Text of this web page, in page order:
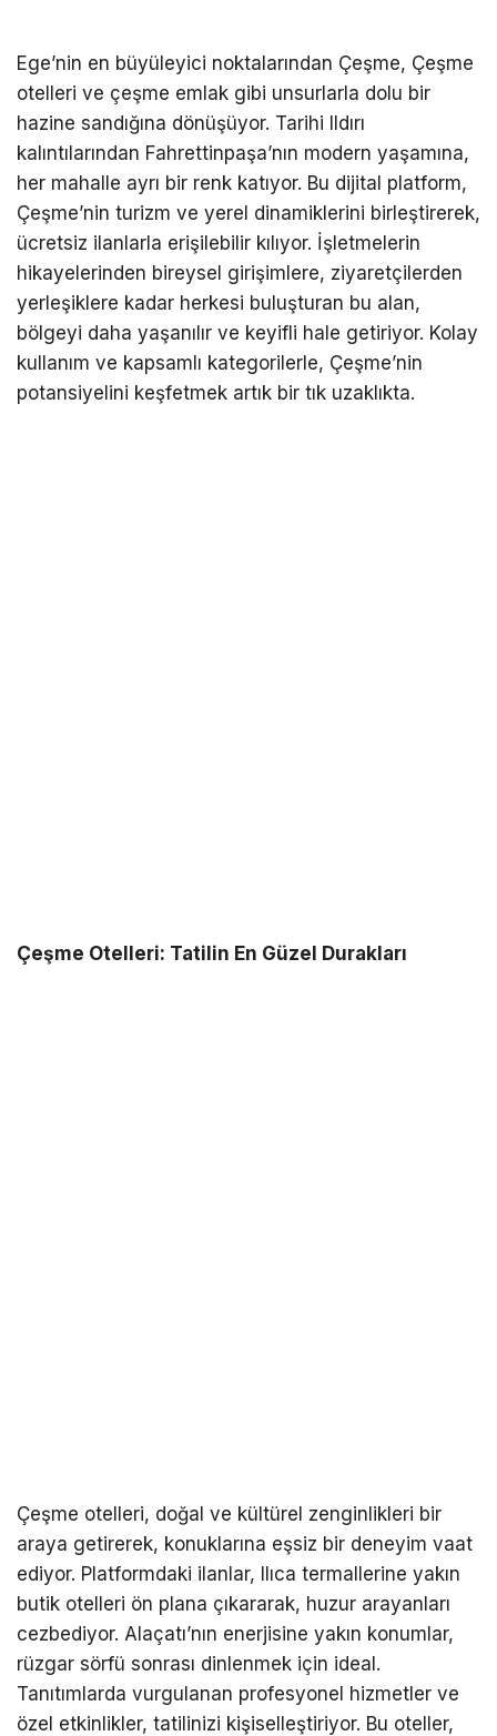
Ege’nin en büyüleyici noktalarından Çeşme, Çeşme
otelleri ve çeşme emlak gibi unsurlarla dolu bir
hazine sandığına dönüşüyor. Tarihi Ildırı
kalıntılarından Fahrettinpaşa’nın modern yaşamına,
her mahalle ayrı bir renk katıyor. Bu dijital platform,
Çeşme’nin turizm ve yerel dinamiklerini birleştirerek,
ücretsiz ilanlarla erişilebilir kılıyor. İşletmelerin
hikayelerinden bireysel girişimlere, ziyaretçilerden
yerleşiklere kadar herkesi buluşturan bu alan,
bölgeyi daha yaşanılır ve keyifli hale getiriyor. Kolay
kullanım ve kapsamlı kategorilerle, Çeşme’nin
potansiyelini keşfetmek artık bir tık uzaklıkta.
Çeşme Otelleri: Tatilin En Güzel Durakları
Çeşme otelleri, doğal ve kültürel zenginlikleri bir
araya getirerek, konuklarına eşsiz bir deneyim vaat
ediyor. Platformdaki ilanlar, Ilıca termallerine yakın
butik otelleri ön plana çıkararak, huzur arayanları
cezbediyor. Alaçatı’nın enerjisine yakın konumlar,
rüzgar sörfü sonrası dinlenmek için ideal.
Tanıtımlarda vurgulanan profesyonel hizmetler ve
özel etkinlikler, tatilinizi kişiselleştiriyor. Bu oteller,